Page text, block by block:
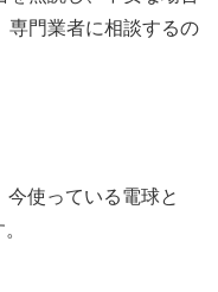
専門業者に相談するの
使っている電球と